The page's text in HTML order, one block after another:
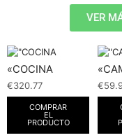
VER
«COCINA
€320.77
COMPRAR
EL
PRODUCTO
€